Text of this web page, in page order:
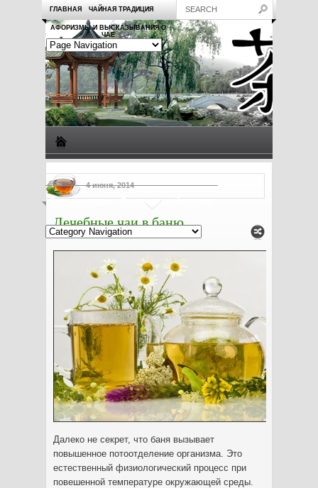
ГЛАВНАЯ ЧАЙНАЯ ТРАДИЦИЯ
АФОРИЗМЫ И ВЫСКАЗЫВАНИЯ О
ЧАЕ
Рецепты с чаем Полезные свойства чая
4 июня, 2014
Лечебные чаи в баню
Далеко не секрет, что баня вызывает
повышенное потоотделение организма. Это
естественный физиологический процесс при
повешенной температуре окружающей среды.